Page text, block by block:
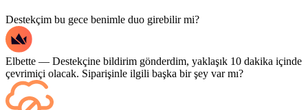
Destekçim bu gece benimle duo girebilir mi?
Elbette — Destekçine bildirim gönderdim, yaklaşık 10 dakika içinde
çevrimiçi olacak. Siparişinle ilgili başka bir şey var mı?